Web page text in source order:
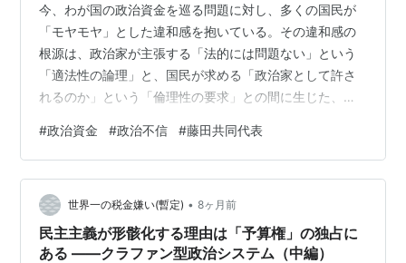
今、わが国の政治資金を巡る問題に対し、多くの国民が
「モヤモヤ」とした違和感を抱いている。その違和感の
根源は、政治家が主張する「法的には問題ない」という
「適法性の論理」と、国民が求める「政治家として許さ
れるのか」という「倫理性の要求」との間に生じた、深
文武共同代表の「関連企業への政治資金支出」である。
藤田氏は一貫して「実態を伴う商取引であり、当時のル
ールに照らして適法であった」と主張している。しか
し、国民の目には、公的資金が政治家本人の身内企業に
流れ込む構造は、利益供与や私的流用と同質のものとし
て映り、納得できるものではない。 藤田氏の行為が当
#政治資金 #政治不信 #藤田共同代表
世界一の税金嫌い(暫定) • 8ヶ月前
民主主義が形骸化する理由は「予算権」の独占に
ある ――クラファン型政治システム（中編）